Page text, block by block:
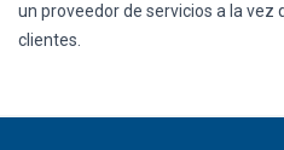
un proveedor de servicios a la vez
clientes.